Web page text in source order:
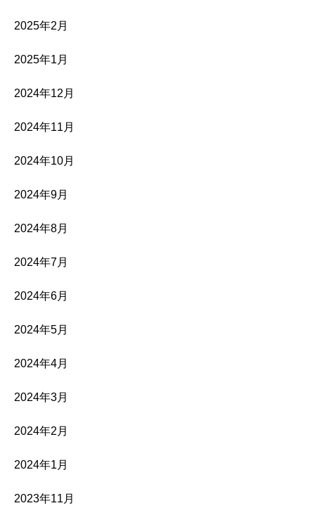
2025年2月
2025年1月
2024年12月
2024年11月
2024年10月
2024年9月
2024年8月
2024年7月
2024年6月
2024年5月
2024年4月
2024年3月
2024年2月
2024年1月
2023年11月